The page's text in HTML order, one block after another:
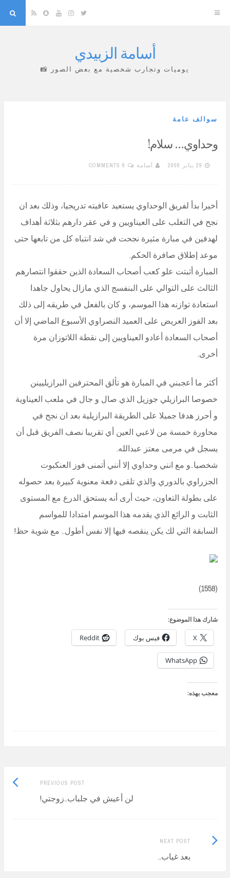
Twitter
Instagram
YouTube
Snapchat
RSS
أسامة الزبيدي
يوميات وتجارب شخصية مع بعض الصور 📸
سوالف عامة
وحداوي… سلام!
29 يناير 2008 أسامة 8 COMMENTS
أخيرا بدأ لفريق الوحداوي يستعيد عافيته تدريجيا، وذلك بعد ان
نجح في التغلب على العيناويين و في عقر دارهم بثلاثة أهداف
لهدفين في مبارة مثيرة نجحت في شد انتباه كل من تابعها حتى
موعد إطلاق صافرة الحكم.
المبارة أثبتت علو كعب أصحاب السعادة الذين حققوا انتصارهم
الثالث على التوالي على البنفسج الذي مازال يحاول جاهدا
استعادة توازنه هذا الموسم، و كان بالفعل في طريقه إلى ذلك
بعد الفوز العريض على العميد النصراوي الأسبوع الماضي إلا أن
أصحاب السعادة أعادو العيناويين إلى نقطة اللاتوزان مرة
أخرى.
أكثر ما أعجبني في المبارة هو تألق المحترفين البرازيليينن
خصوصا البرازيلي جوزيل الذي صال و جال في ملعب العيناوية
و أحرز هدفا جميلا على الطريقة البرازيلية بعد ان نجح في
محاورة خمسة من لاعبي العين أي تقريبا نصف الفريق قبل أن
يسجل في مرمى معتز عبدالله.
شخصيا..و مع انني وحداوي إلا أنني أتمنى فوز العنكبوت
الجزراوي بالدوري والذي تلقى دفعة معنوية كبيرة بعد حصوله
على بطولة التعاون، حيث أرى أنه يستحق الدرع مع المستوى
الثابت و الرائع الذي يقدمه هذا الموسم امتدادا للمواسم
السابقة التي لك يكن ينقصه فيها إلا نفس أطول.. مع شوية حظ!
(1558)
شارك هذا الموضوع:
X فيس بوك Reddit
WhatsApp
معجب بهذه:
PREVIOUS POST
Previous
post:لن أعيش في جلباب..زوجتي!
NEXT POST
بعد غياب..
Next
Post: